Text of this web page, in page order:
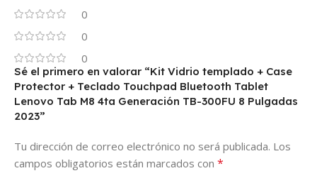
0
0
0
Sé el primero en valorar “Kit Vidrio templado + Case
Protector + Teclado Touchpad Bluetooth Tablet
Lenovo Tab M8 4ta Generación TB-300FU 8 Pulgadas
2023”
Tu dirección de correo electrónico no será publicada. Los
campos obligatorios están marcados con *